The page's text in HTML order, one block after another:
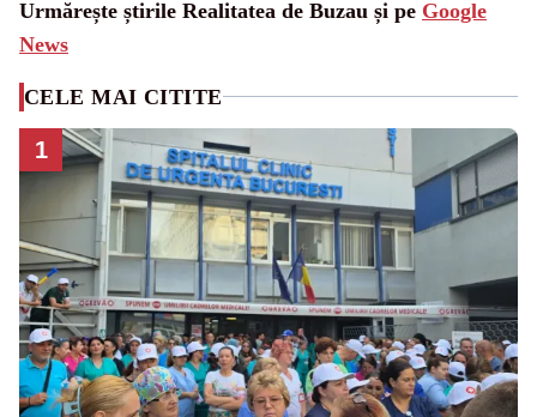
Urmărește știrile Realitatea de Buzau și pe Google
News
CELE MAI CITITE
1